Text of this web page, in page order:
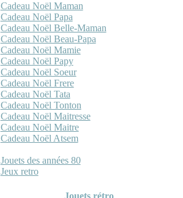
Cadeau Noël Maman
Cadeau Noël Papa
Cadeau Noël Belle-Maman
Cadeau Noël Beau-Papa
Cadeau Noël Mamie
Cadeau Noël Papy
Cadeau Noël Soeur
Cadeau Noël Frere
Cadeau Noël Tata
Cadeau Noël Tonton
Cadeau Noël Maitresse
Cadeau Noël Maitre
Cadeau Noël Atsem
Jouets des années 80
Jeux retro
Jouets rétro